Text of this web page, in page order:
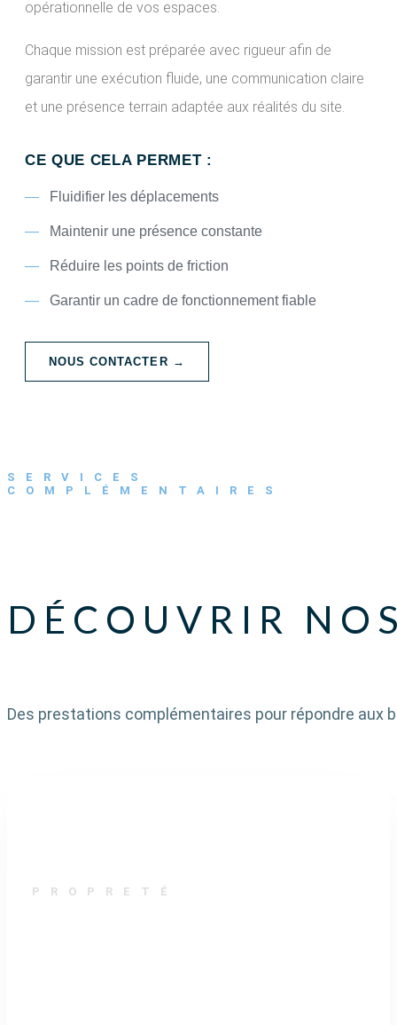
opérationnelle de vos espaces.
Chaque mission est préparée avec rigueur afin de
garantir une exécution fluide, une communication claire
et une présence terrain adaptée aux réalités du site.
CE QUE CELA PERMET :
Fluidifier les déplacements
Maintenir une présence constante
Réduire les points de friction
Garantir un cadre de fonctionnement fiable
NOUS CONTACTER →
SERVICES
COMPLÉMENTAIRES
DÉCOUVRIR
Des prestations complémentaires pour répondre aux
PROPRETÉ